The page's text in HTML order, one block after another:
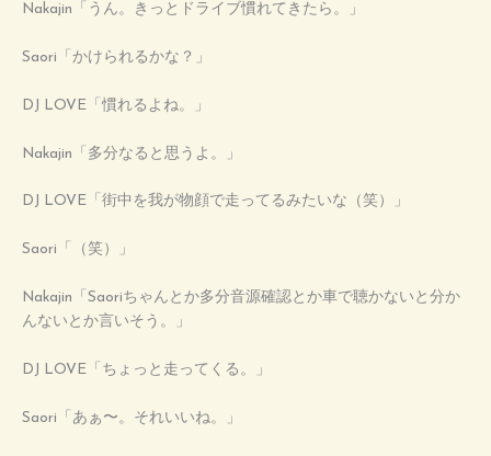
Nakajin「うん。きっとドライブ慣れてきたら。」
Saori「かけられるかな？」
DJ LOVE「慣れるよね。」
Nakajin「多分なると思うよ。」
DJ LOVE「街中を我が物顔で走ってるみたいな（笑）」
Saori「（笑）」
Nakajin「Saoriちゃんとか多分音源確認とか車で聴かないと分か
んないとか言いそう。」
DJ LOVE「ちょっと走ってくる。」
Saori「あぁ〜。それいいね。」